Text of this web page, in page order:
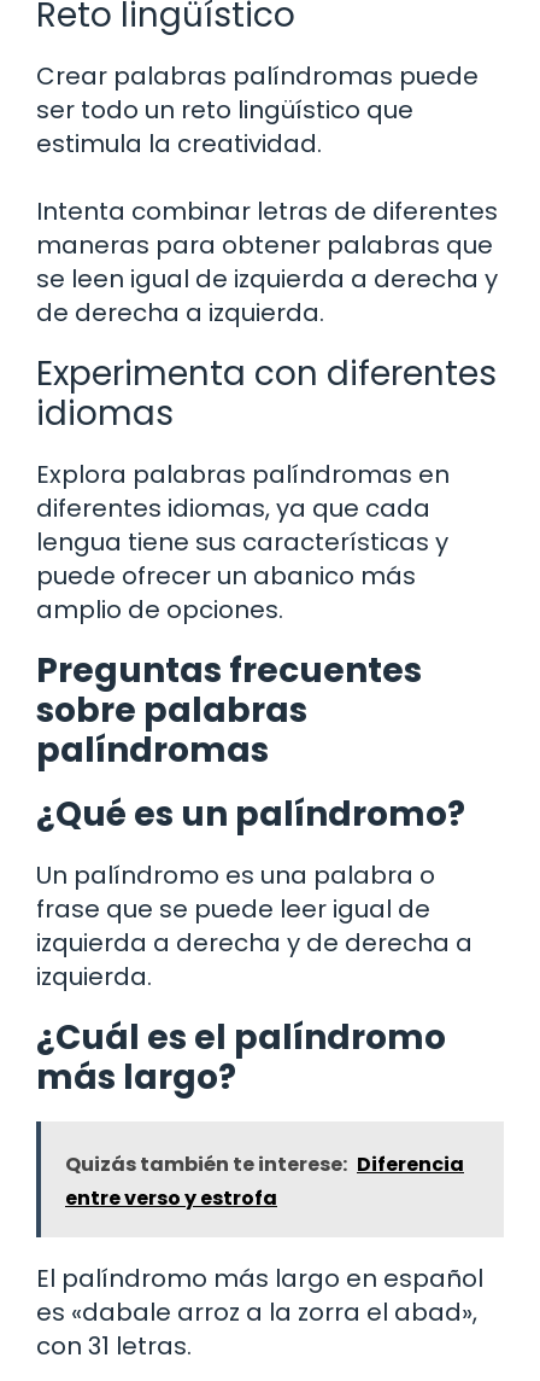
Reto lingüístico
Crear palabras palíndromas puede
ser todo un reto lingüístico que
estimula la creatividad.
Intenta combinar letras de diferentes
maneras para obtener palabras que
se leen igual de izquierda a derecha y
de derecha a izquierda.
Experimenta con diferentes
idiomas
Explora palabras palíndromas en
diferentes idiomas, ya que cada
lengua tiene sus características y
puede ofrecer un abanico más
amplio de opciones.
Preguntas frecuentes
sobre palabras
palíndromas
¿Qué es un palíndromo?
Un palíndromo es una palabra o
frase que se puede leer igual de
izquierda a derecha y de derecha a
izquierda.
¿Cuál es el palíndromo
más largo?
Quizás también te interese: Diferencia
entre verso y estrofa
El palíndromo más largo en español
es «dabale arroz a la zorra el abad»,
con 31 letras.